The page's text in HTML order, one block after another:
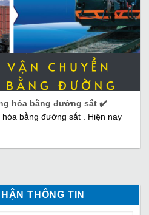
hóa bằng đường sắt ✔️
bằng đường sắt . Hiện nay
THÔNG TIN